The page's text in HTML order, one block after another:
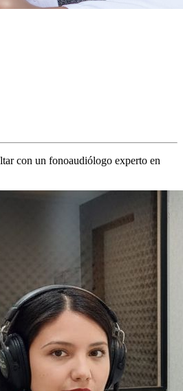
con un fonoaudiólogo experto en